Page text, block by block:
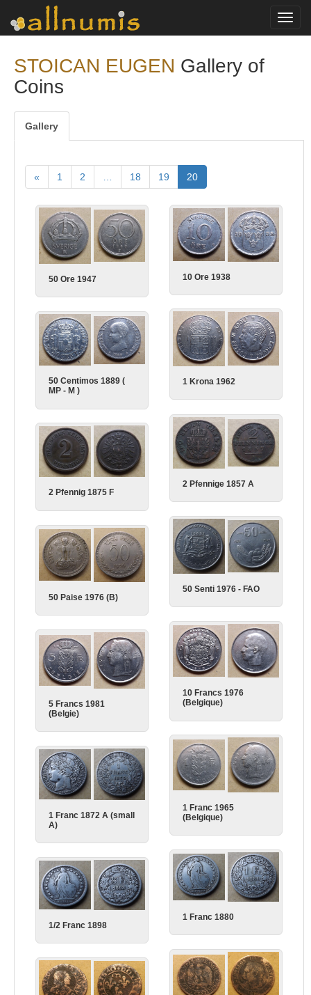
STOICAN EUGEN Gallery of
Coins
Gallery
« 1 2 18 19 20
50 Ore 1947 10 Ore 1938
1 Krona 1962
50 Centimos 1889 (
MP - M )
2 Pfennige 1857 A
2 Pfennig 1875 F
50 Senti 1976 - FAO
50 Paise 1976 (B)
10 Francs 1976
(Belgique)
5 Francs 1981
(Belgie)
1 Franc 1965
(Belgique)
1 Franc 1872 A (small
A)
1 Franc 1880
1/2 Franc 1898